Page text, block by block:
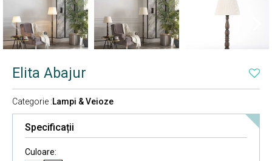
Elita Abajur
Categorie :Lampi & Veioze
Specificații
Culoare: